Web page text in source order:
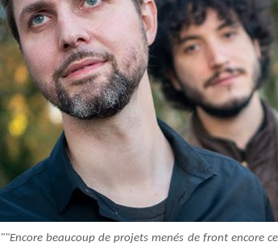
""Encore beaucoup de projets menés de front encore